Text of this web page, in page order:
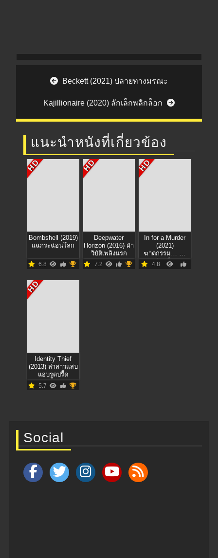
Post navigation
Beckett (2021) ปลายทางมรณะ
Kajillionaire (2020) ลักเล็กพลิกล็อก
แนะนำหนังที่เกี่ยวข้อง
HD
Bombshell (2019)
แฉกระฉ่อนโลก
6.8
HD
Deepwater
Horizon (2016) ฝ่า
วิบัติเพลิงนรก
7.2
HD
In for a Murder
(2021)
ฆาตกรรม… จำ
ต้องสืบ
4.8
HD
Identity Thief
(2013) ล่าสาวแสบ
แอบรูดปรื้ด
5.7
Social